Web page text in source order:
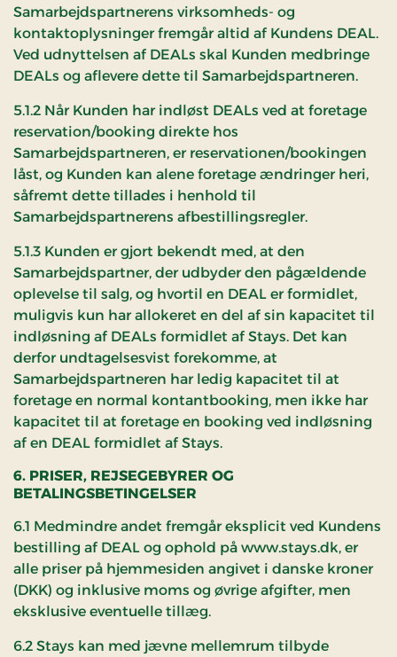
Samarbejdspartnerens virksomheds- og
kontaktoplysninger fremgår altid af Kundens DEAL.
Ved udnyttelsen af DEALs skal Kunden medbringe
DEALs og aflevere dette til Samarbejdspartneren.
5.1.2 Når Kunden har indløst DEALs ved at foretage
reservation/booking direkte hos
Samarbejdspartneren, er reservationen/bookingen
låst, og Kunden kan alene foretage ændringer heri,
såfremt dette tillades i henhold til
Samarbejdspartnerens afbestillingsregler.
5.1.3 Kunden er gjort bekendt med, at den
Samarbejdspartner, der udbyder den pågældende
oplevelse til salg, og hvortil en DEAL er formidlet,
muligvis kun har allokeret en del af sin kapacitet til
indløsning af DEALs formidlet af Stays. Det kan
derfor undtagelsesvist forekomme, at
Samarbejdspartneren har ledig kapacitet til at
foretage en normal kontantbooking, men ikke har
kapacitet til at foretage en booking ved indløsning
af en DEAL formidlet af Stays.
6. PRISER, REJSEGEBYRER OG
BETALINGSBETINGELSER
6.1 Medmindre andet fremgår eksplicit ved Kundens
bestilling af DEAL og ophold på www.stays.dk, er
alle priser på hjemmesiden angivet i danske kroner
(DKK) og inklusive moms og øvrige afgifter, men
eksklusive eventuelle tillæg.
6.2 Stays kan med jævne mellemrum tilbyde